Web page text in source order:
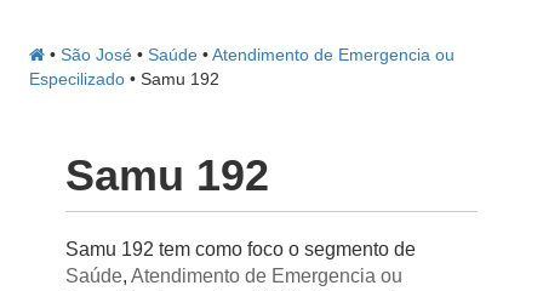
• São José • Saúde •Atendimento de Emergencia ou
Especilizado •Samu 192
Samu 192
Samu 192 tem como foco o segmento de
Saúde, Atendimento de Emergencia ou